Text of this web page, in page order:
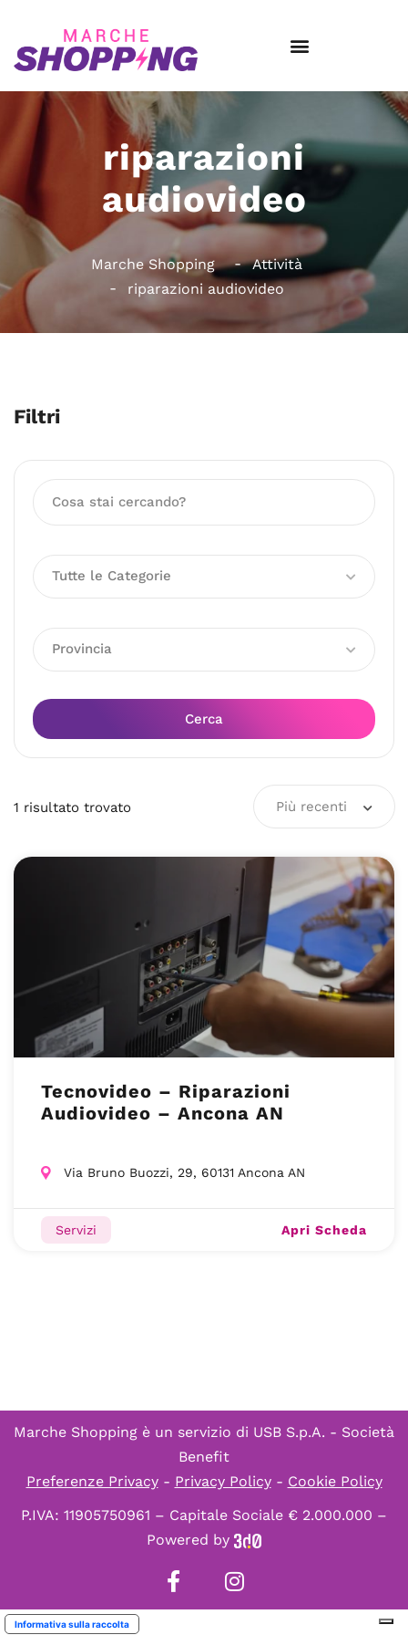
riparazioni
audiovideo
Marche Shopping
Attività
riparazioni audiovideo
Filtri
Tutte le Categorie
Provincia
Cerca
1 risultato trovato Più recenti
Tecnovideo – Riparazioni
Audiovideo – Ancona AN
Via Bruno Buozzi, 29, 60131 Ancona AN
Servizi Apri Scheda
Marche Shopping è un servizio di USB S.p.A. - Società
Benefit
Preferenze Privacy- Privacy Policy- Cookie Policy
P.IVA: 11905750961 – Capitale Sociale € 2.000.000 –
Powered by
Informativa sulla raccolta